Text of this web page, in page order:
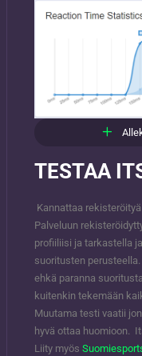
TESTAA
Kannattaa
Palveluun
profiiliisi ja tarkastella
suoritusten
ehkä paranna
kuitenkin tekemään
Muutama testi vaatii
hyvä ottaa huomioon.
Liity myös